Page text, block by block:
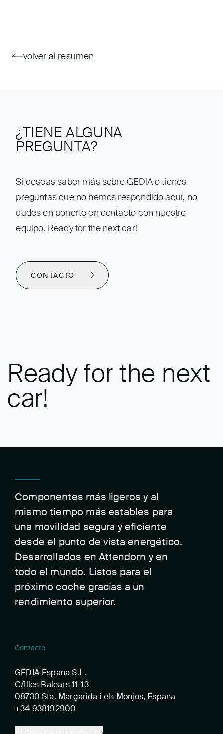
volver al resumen
¿TIENE ALGUNA
PREGUNTA?
Si deseas saber más sobre GEDIA o tienes
preguntas que no hemos respondido aquí, no
dudes en ponerte en contacto con nuestro
equipo. Ready for the next car!
CONTACTO
Ready for the next
car!
Componentes más ligeros y al
mismo tiempo más estables para
una movilidad segura y eficiente
desde el punto de vista energético.
Desarrollados en Attendorn y en
todo el mundo. Listos para el
próximo coche gracias a un
rendimiento superior.
Contacto
GEDIA Espana S.L.
C/Illes Balears 11-13
08730 Sta. Margarida i els Monjos, Espana
+34 938192900